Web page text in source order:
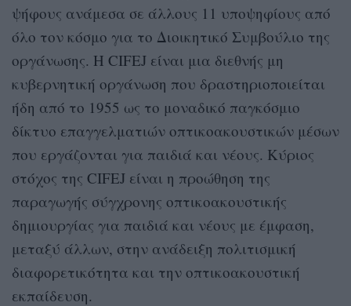
ψήφους ανάμεσα σε άλλους 11 υποψηφίους από
όλο τον κόσμο για το Διοικητικό Συμβούλιο της
οργάνωσης. Η CIFEJ είναι μια διεθνής μη
κυβερνητική οργάνωση που δραστηριοποιείται
ήδη από το 1955 ως το μοναδικό παγκόσμιο
δίκτυο επαγγελματιών οπτικοακουστικών μέσων
που εργάζονται για παιδιά και νέους. Κύριος
στόχος της CIFEJ είναι η προώθηση της
παραγωγής σύγχρονης οπτικοακουστικής
δημιουργίας για παιδιά και νέους με έμφαση,
μεταξύ άλλων, στην ανάδειξη πολιτισμική
διαφορετικότητα και την οπτικοακουστική
εκπαίδευση.